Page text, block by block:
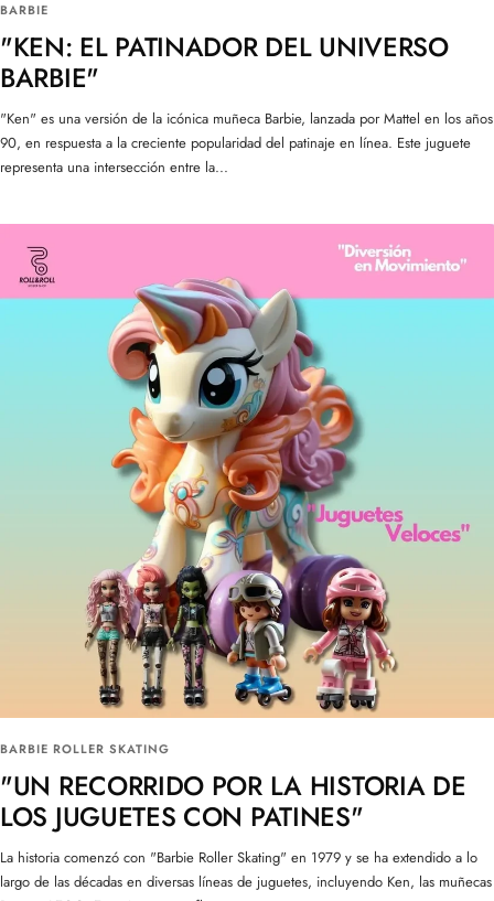
BARBIE
"KEN: EL PATINADOR DEL UNIVERSO
BARBIE"
"Ken" es una versión de la icónica muñeca Barbie, lanzada por Mattel en los años
90, en respuesta a la creciente popularidad del patinaje en línea. Este juguete
representa una intersección entre la...
BARBIE ROLLER SKATING
"UN RECORRIDO POR LA HISTORIA DE
LOS JUGUETES CON PATINES"
La historia comenzó con "Barbie Roller Skating" en 1979 y se ha extendido a lo
largo de las décadas en diversas líneas de juguetes, incluyendo Ken, las muñecas